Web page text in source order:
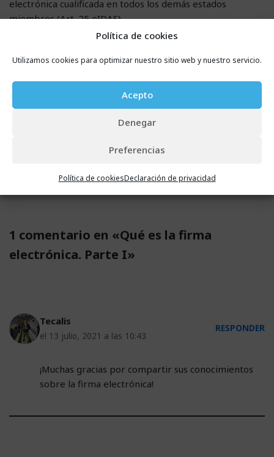
Política de cookies
Utilizamos cookies para optimizar nuestro sitio web y nuestro servicio.
Acepto
Denegar
Preferencias
Política de cookiesDeclaración de privacidad
electrónica cualificada en todos los demás estados
miembros (Art. 25 eIDAS).
nuevos. Los podréis descubrir en la segunda parte del
post, junto con información relacionada con los
prestadores de los servicios de confianza. Podréis
descubrir también, en qué consiste el certificado de firma
electrónica o evidencia documental y hablaremos sobre la
1 comentario en «Qué es la firma
electrónica. Parte I»
Tecalis
el 13 julio, 2021 a las 10:43
RESPONDER
¡Muchas gracias por compartir sus conocimientos
sobre la firma electrónica!